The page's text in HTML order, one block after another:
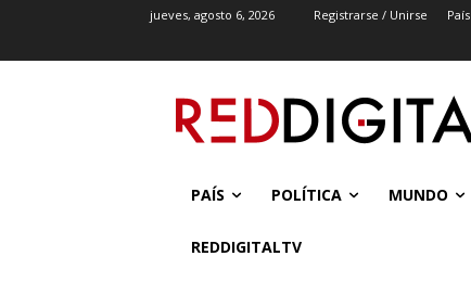
jueves, agosto 6, 2026 Registrarse / Unirse País
PAÍS POLÍTICA MUNDO
REDDIGITALTV